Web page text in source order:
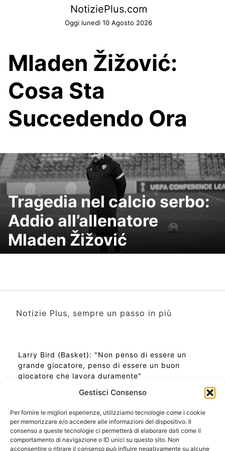
Gestisci Consenso
Per fornire le migliori esperienze, utilizziamo tecnologie come i cookie
per memorizzare e/o accedere alle informazioni del dispositivo. Il
consenso a queste tecnologie ci permetterà di elaborare dati come il
comportamento di navigazione o ID unici su questo sito. Non
acconsentire o ritirare il consenso può influire negativamente su alcune
NotiziePlus.com
Oggi lunedì 10 Agosto 2026
Mladen Žižović:
Cosa Sta
Succedendo Ora
Tragedia nel calcio serbo:
Addio all’allenatore
Mladen Žižović
Notizie Plus, sempre un passo in più
Larry Bird (Basket): "Non penso di essere un
grande giocatore, penso di essere un buon
giocatore che lavora duramente"
Ora Esatta in Italia in questo momento
Ti Senti Strano Ultimamente? Potrebbe Essere per
la Risonanza di Schumann